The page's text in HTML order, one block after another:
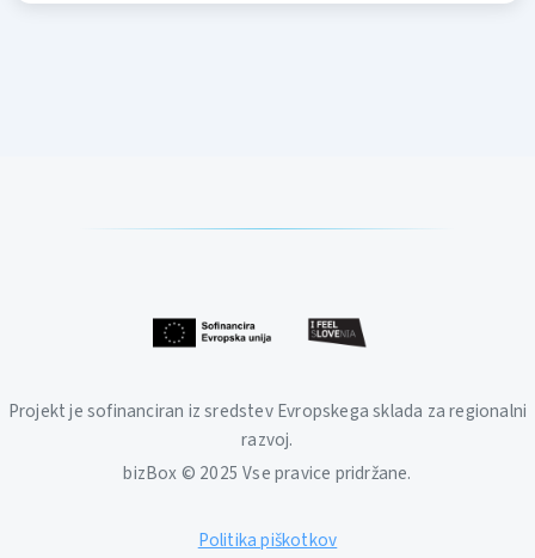
Projekt je sofinanciran iz sredstev Evropskega sklada za regionalni
razvoj.
bizBox © 2025 Vse pravice pridržane.
Politika piškotkov